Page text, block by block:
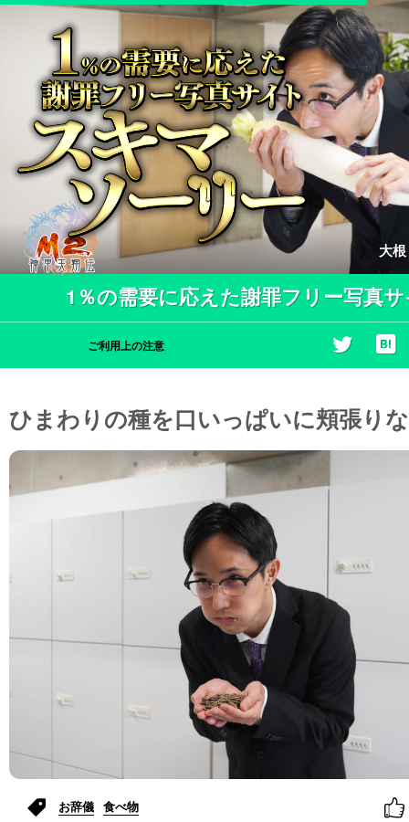
大
1％の需要に応えた謝罪フリー写真
ご利用上の注意
ひまわりの種を口いっぱいに頬張り
お辞儀 食べ物